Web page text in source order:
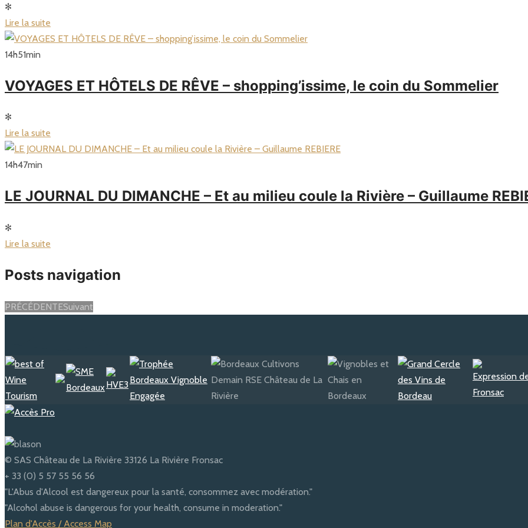
✻
Lire la suite
14h51min
VOYAGES ET HÔTELS DE RÊVE – shopping’issime, le coin du Sommelier
✻
Lire la suite
14h47min
LE JOURNAL DU DIMANCHE – Et au milieu coule la Rivière – Guillaume
✻
Lire la suite
Posts navigation
PRÉCÉDENTESuivant
© SAS Château de La Rivière 33126 La Rivière Fronsac
+ 33 (0) 5 57 55 56 56
"L'Abus d'Alcool est dangereux pour la santé, consommez avec modération."
"Alcohol abuse is dangerous for your health, consume in moderation."
Plan d'Accès / Access Map